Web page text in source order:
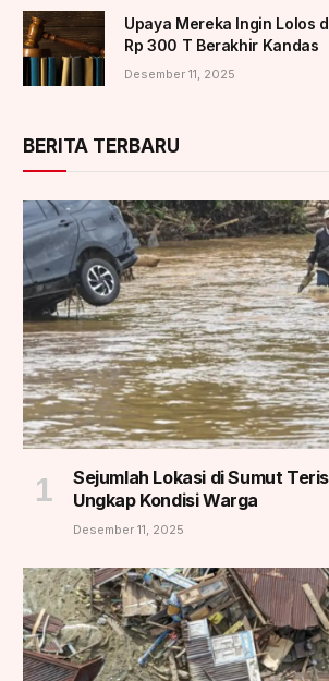
Upaya Mereka Ingin Lolos
Rp 300 T Berakhir Kandas
Desember 11, 2025
BERITA TERBARU
Sejumlah Lokasi di Sumut
Ungkap Kondisi Warga
Desember 11, 2025